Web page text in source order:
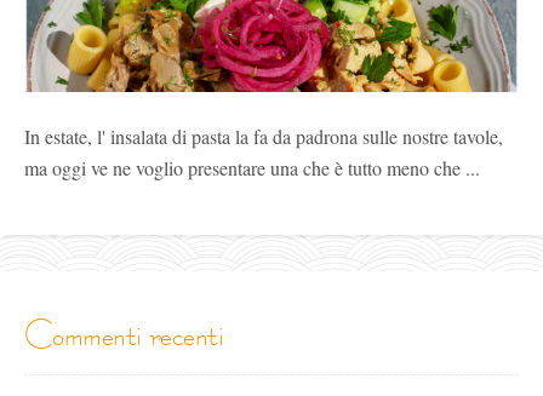
In estate, l' insalata di pasta la fa da padrona sulle nostre tavole,
ma oggi ve ne voglio presentare una che è tutto meno che ...
commenti recenti